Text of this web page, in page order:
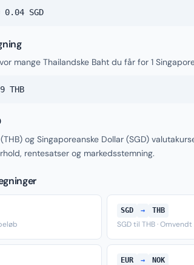
SGD
mange Thailandske Baht du får for 1
THB
og Singaporeanske Dollar (SGD)
rentesatser og markedsstemning.
SGD → THB
SGD til THB ·
EUR → NOK